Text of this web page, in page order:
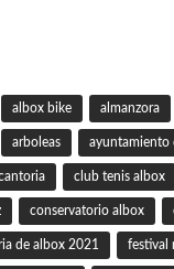
albox bike almanzora
arboleas ayuntamiento
club tenis albox
conservatorio albox
de albox 2021 festival